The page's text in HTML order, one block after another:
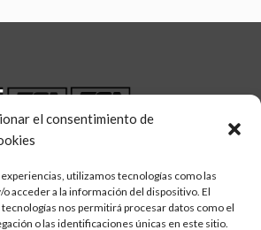
el consentimiento de
utilizamos tecnologías como las
acceder a la información del dispositivo. El
nos permitirá procesar datos como el
o las identificaciones únicas en este sitio.